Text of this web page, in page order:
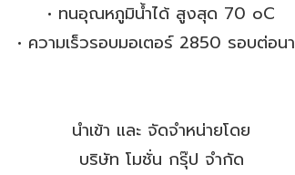
• ทนอุณหภูมิน้ำได้ สูงสุด 70 oC
• ความเร็วรอบมอเตอร์ 2850 รอบต่อน
นำเข้า และ จัดจำหน่ายโดย
บริษัท โมชั่น กรุ๊ป จำกัด